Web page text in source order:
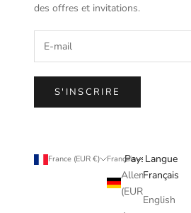
des offres et invitations.
S'INSCRIRE
France (EUR €)
Pays
Allemagne
Français
Langue
Français
English